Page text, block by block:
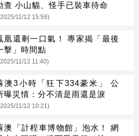
勘查 小山貓、怪手已裝車待命
11/12 15:59)
凰還剩一口氣！ 專家揭「最後
擊」時間點
11/12 11:40)
澳3小時「狂下334豪米」 公
曝災情：分不清是雨還是淚
11/12 10:21)
澳「計程車博物館」泡水！ 網